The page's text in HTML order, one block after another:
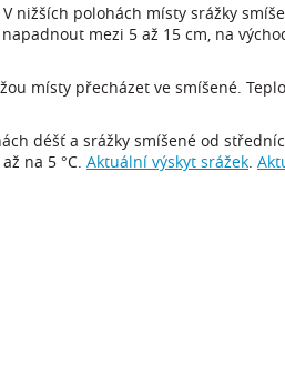
nižších polohách místy srážky
mezi 5 až 15 cm, na
místy přecházet ve smíšené.
déšť a srážky smíšené od
na 5 °C. Aktuální výskyt srážek